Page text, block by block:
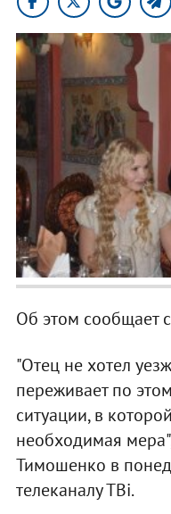
Об этом сообщает
"Отец не хотел
переживает по
ситуации, в
необходимая
Тимошенко в
телеканалу ТВi.